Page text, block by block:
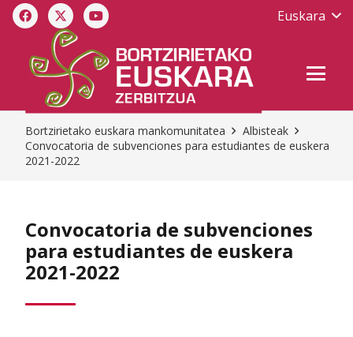
Euskara
Bortzirietako euskara mankomunitatea
Albisteak
Convocatoria de subvenciones para estudiantes de euskera
2021-2022
Convocatoria de subvenciones
para estudiantes de euskera
2021-2022